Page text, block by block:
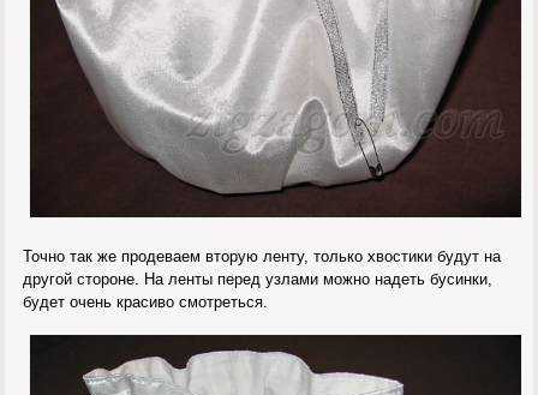
Точно так же продеваем вторую ленту, только хвостики будут на
другой стороне. На ленты перед узлами можно надеть бусинки,
будет очень красиво смотреться.